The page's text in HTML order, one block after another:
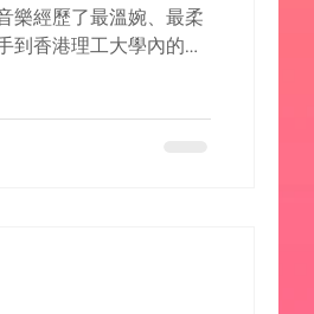
樂經歷了最溫婉、最柔
到香港理工大學內的